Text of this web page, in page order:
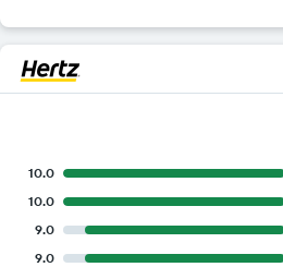
10.0
10.0
9.0
9.0